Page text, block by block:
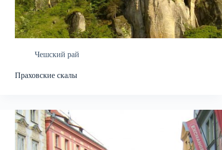
Чешский рай
Праховские скалы